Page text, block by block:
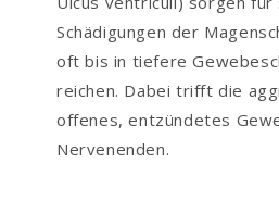
Schädigungen der
oft bis in tiefere
reichen. Dabei trifft die
offenes, entzündetes
Nervenenden.